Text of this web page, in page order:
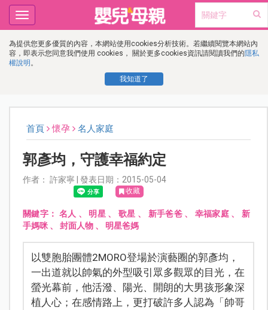
為提供您更多優質的內容，本網站使用cookies分析技術。若繼續閱覽本網站內
容，即表示您同意我們使用 cookies， 關於更多cookies資訊請閱讀我們的隱私
權說明 。
我知道了
Toggle
navigation
首頁 懷孕 名人家庭
郭彥均，守護幸福約定
作者： 許家寧 | 發表日期：2015-05-04
收藏
關鍵字： 名人 、 明星 、 歌星 、 新手爸爸、 幸福家庭 、 新
手媽咪、 封面人物、 明星爸媽
以雙胞胎團體2MORO登場於演藝圈的郭彥均，
一出道就以帥氣的外型吸引眾多觀眾的目光，在
螢光幕前，他活潑、陽光、開朗的大男孩形象深
植人心；在感情路上，更打破許多人認為「帥哥